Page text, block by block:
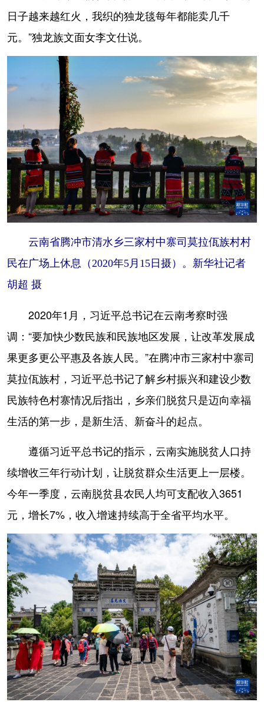
日子越来越红火，我织的独龙毯每年都能卖几千
元。”独龙族文面女李文仕说。
云南省腾冲市清水乡三家村中寨司莫拉佤族村村
民在广场上休息（2020年5月15日摄）。新华社记者
胡超 摄
2020年1月，习近平总书记在云南考察时强
调：“要加快少数民族和民族地区发展，让改革发展成
果更多更公平惠及各族人民。”在腾冲市三家村中寨司
莫拉佤族村，习近平总书记了解乡村振兴和建设少数
民族特色村寨情况后指出，乡亲们脱贫只是迈向幸福
生活的第一步，是新生活、新奋斗的起点。
遵循习近平总书记的指示，云南实施脱贫人口持
续增收三年行动计划，让脱贫群众生活更上一层楼。
今年一季度，云南脱贫县农民人均可支配收入3651
元，增长7%，收入增速持续高于全省平均水平。